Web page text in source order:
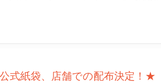
式紙袋、店舗での配布決定！★